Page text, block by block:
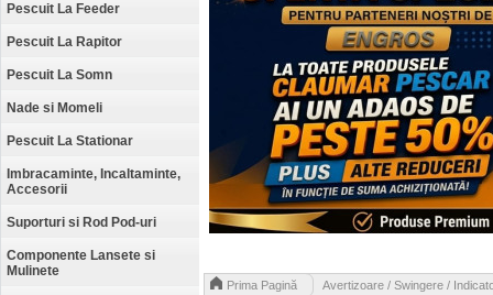
Pescuit La Feeder
Pescuit La Rapitor
Pescuit La Somn
Nade si Momeli
Pescuit La Stationar
Imbracaminte, Incaltaminte,
Accesorii
Suporturi si Rod Pod-uri
Componente Lansete si
Mulinete
Prima Pagină Avertizoare / Swingere /